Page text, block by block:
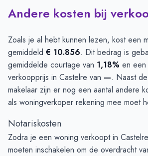
Andere kosten bij
Zoals je al hebt kunnen lezen, kost een
gemiddeld € 10.856. Dit bedrag is
gemiddelde courtage van 1,18% en
verkoopprijs in Castelre van —. Naast
makelaar zijn er nog een aantal andere
als woningverkoper rekening mee moet
Notariskosten
Zodra je een woning verkoopt in
moeten inschakelen om de overdracht